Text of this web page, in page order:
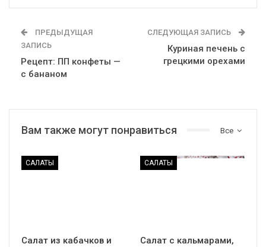
ПРЕДЫДУЩАЯ
ЗАПИСЬ
Рецепт: ПП конфеты —
с бананом
СЛЕДУЮЩАЯ ЗАПИСЬ
Куриная печень с
грецкими орехами
Все
Вам также могут понравиться
САЛАТЫ
Салат из кабачков и
САЛАТЫ
Салат с кальмарами,